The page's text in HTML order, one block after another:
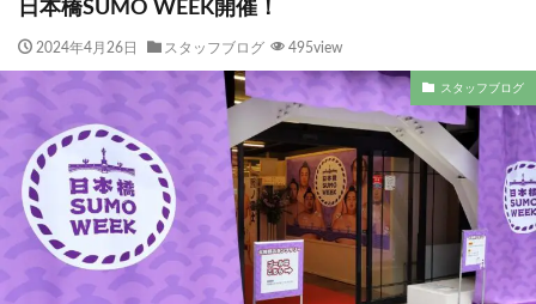
日本橋SUMO WEEK開催！
2024年4月26日 スタッフブログ 495view
スタッフブログ